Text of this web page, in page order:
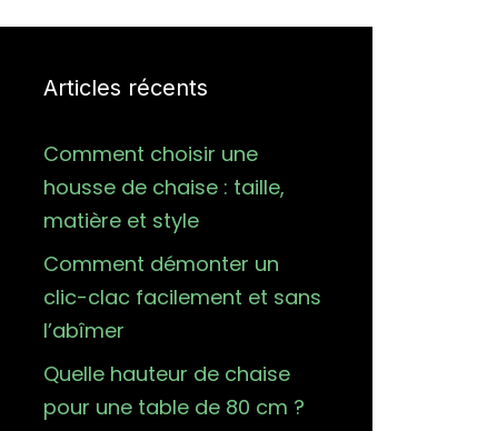
Articles récents
Comment choisir une
housse de chaise : taille,
matière et style
Comment démonter un
clic-clac facilement et sans
l’abîmer
Quelle hauteur de chaise
pour une table de 80 cm ?